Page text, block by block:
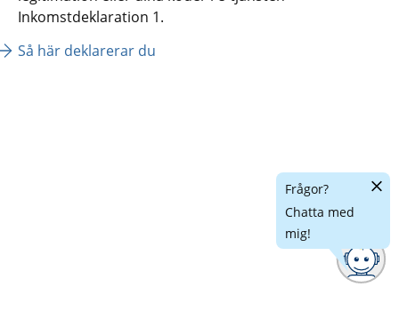
Inkomstdeklaration 1.
Så här deklarerar du
Frågor?
Chatta med
mig!
Dölj